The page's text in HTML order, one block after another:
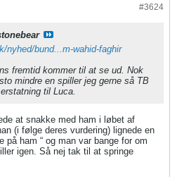
#3624
nyhed/bund...m-wahid-faghir
fremtid kommer til at se ud. Nok
mindre en spiller jeg gerne så TB
til Luca.
at snakke med ham i løbet af
(i følge deres vurdering) lignede en
på ham “ og man var bange for om
igen. Så nej tak til at springe